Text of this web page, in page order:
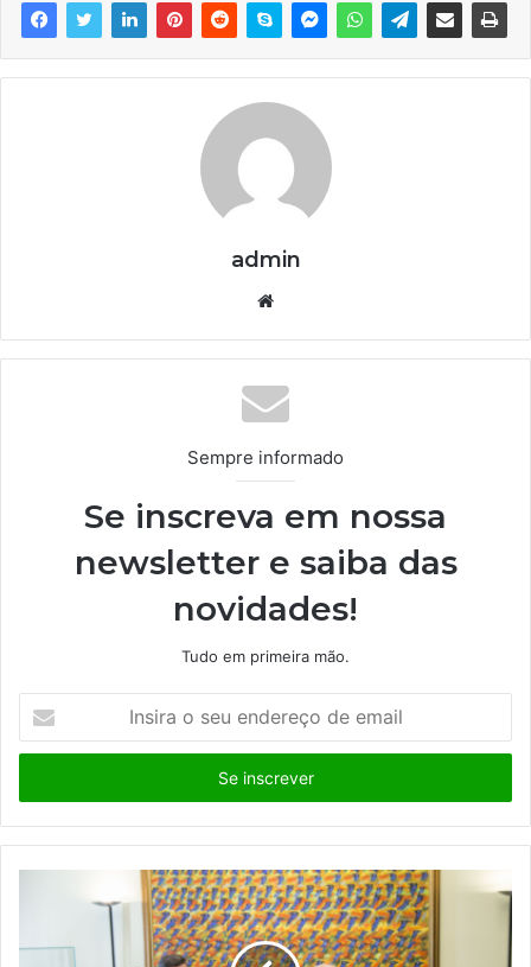
admin
te
Sempre informado
Se inscreva em nossa
newsletter e saiba das
novidades!
Tudo em primeira mão.
s
r
a
e